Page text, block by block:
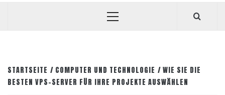
Primäres
STARTSEITE COMPUTER UND TECHNOLOGIE
WIE SIE DIE
BESTEN VPS-SERVER FÜR IHRE PROJEKTE AUSWÄHLEN